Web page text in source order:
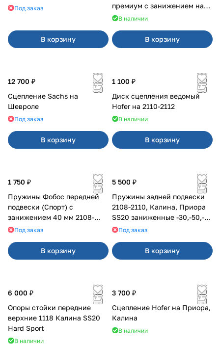
Под заказ
В корзину
премиум с занижением на
Калина 1119
В наличии
В корзину
12 700 ₽
Сцепление Sachs на
Шевроле
Под заказ
В корзину
1 100 ₽
Диск сцепления ведомый
Hofer на 2110-2112
В наличии
В корзину
1 750 ₽
Пружины Фобос передней
подвески (Спорт) с
занижением 40 мм 2108-
21099, 2113-2115
Под заказ
В корзину
5 500 ₽
Пружины задней подвески
2108-2110, Калина, Приора
SS20 заниженные -30,-50,-70
мм, с переменным шагом
Под заказ
В корзину
6 000 ₽
Опоры стойки передние
верхние 1118 Калина SS20
Hard Sport
В наличии
3 700 ₽
Сцепление Hofer на Приора,
Калина
В наличии